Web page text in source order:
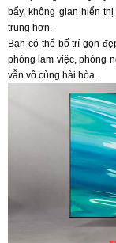
bẩy, không gian hiển
trung hơn.
Bạn có thể bố trí gọn
phòng làm việc, phòng
vẫn vô cùng hài hòa.